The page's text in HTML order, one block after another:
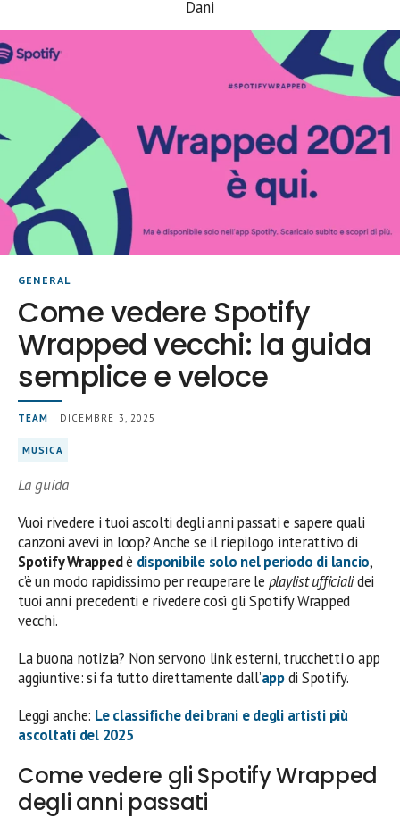
Dani
GENERAL
Come vedere Spotify
Wrapped vecchi: la guida
semplice e veloce
TEAM | DICEMBRE 3, 2025
MUSICA
La guida
Vuoi rivedere i tuoi ascolti degli anni passati e sapere quali
canzoni avevi in loop? Anche se il riepilogo interattivo di
Spotify Wrappedè disponibile solo nel periodo di lancio,
c’è un modo rapidissimo per recuperare le playlist ufficialidei
tuoi anni precedenti e rivedere così gli Spotify Wrapped
vecchi.
La buona notizia? Non servono link esterni, trucchetti o app
aggiuntive: si fa tutto direttamente dall’appdi Spotify.
Leggi anche: Le classifiche dei brani e degli artisti più
ascoltati del 2025
Come vedere gli Spotify Wrapped
degli anni passati